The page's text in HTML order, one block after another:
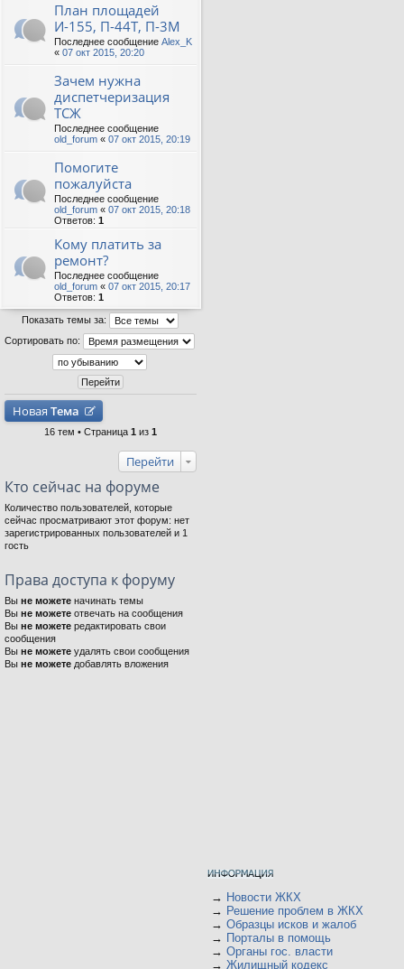
План площадей
И-155, П-44Т, П-3М
Последнее сообщение Alex_K
« 07 окт 2015, 20:20
Зачем нужна
диспетчеризация
ТСЖ
Последнее сообщение
old_forum « 07 окт 2015, 20:19
Помогите
пожалуйста
Последнее сообщение
old_forum « 07 окт 2015, 20:18
Ответов: 1
Кому платить за
ремонт?
Последнее сообщение
old_forum « 07 окт 2015, 20:17
Ответов: 1
Показать темы за:
Сортировать по:
Новая Тема
16 тем • Страница 1 из 1
Перейти
Кто сейчас на форуме
Количество пользователей, которые
сейчас просматривают этот форум: нет
зарегистрированных пользователей и 1
гость
Права доступа к форуму
Вы не можете начинать темы
Вы не можете отвечать на сообщения
Вы не можете редактировать свои
сообщения
Вы не можете удалять свои сообщения
Вы не можете добавлять вложения
→ Новости ЖКХ
→ Решение проблем в ЖКХ
→ Образцы исков и жалоб
→ Порталы в помощь
→ Органы гос. власти
→ Жилищный кодекс